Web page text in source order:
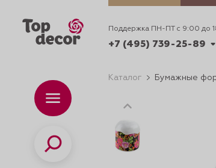
Поддержка ПН-ПТ с 9:00 до
+7 (495) 739-25-89
Каталог
Поиск
Каталог Бумажные